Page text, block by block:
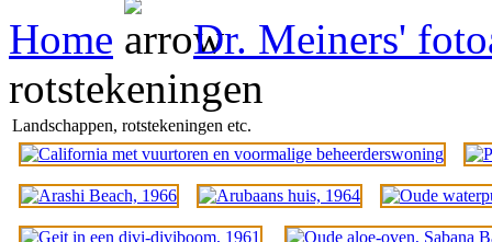
Home
Dr. Meiners'
rotstekeningen
Landschappen, rotstekeningen etc.